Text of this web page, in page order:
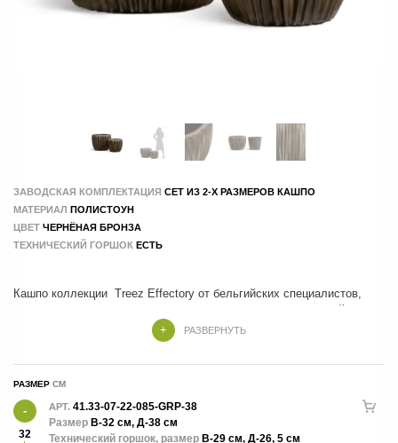
ЗАВОДСКАЯ КОМПЛЕКТАЦИЯ СЕТ ИЗ 2-Х РАЗМЕРОВ КАШПО
МАТЕРИАЛ ПОЛИСТОУН
ЦВЕТ ЧЕРНЁНАЯ БРОНЗА
ТЕХНИЧЕСКИЙ ГОРШОК ЕСТЬ
Кашпо коллекции Treez Effectory от бельгийских специалистов,
которые учли все тренды и особенности современного дизайна
Кашпо Metal - элегантные, эффектные и стильные. Дополнят
любые интерьеры.
РАЗВЕРНУТЬ
РАЗМЕР
32
АРТ. 41.33-07-22-085-GRP-38
Размер В-32 см, Д-38 см
Технический горшок, размер В-29 см, Д-26, 5 см